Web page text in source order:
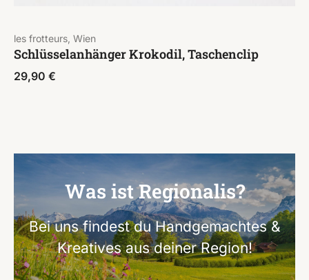
les frotteurs, Wien
Schlüsselanhänger Krokodil, Taschenclip
29,90 €
Was ist Regionalis?
Bei uns findest du Handgemachtes &
Kreatives aus deiner Region!